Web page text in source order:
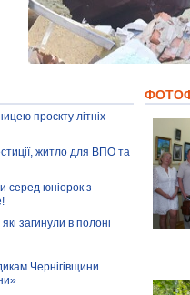
проєкту літніх
житло для ВПО та
серед юніорок з
загинули в полоні
Чернігівщини